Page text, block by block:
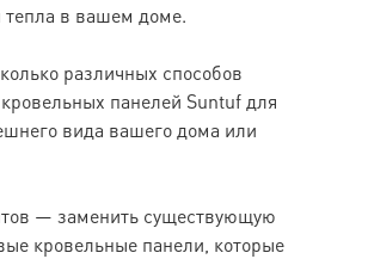
тепла в вашем доме.
различных способов
панелей Suntuf для
вида вашего дома или
— заменить существующую
кровельные панели, которые